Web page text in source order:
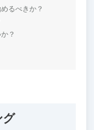
るべきか？
？
グ